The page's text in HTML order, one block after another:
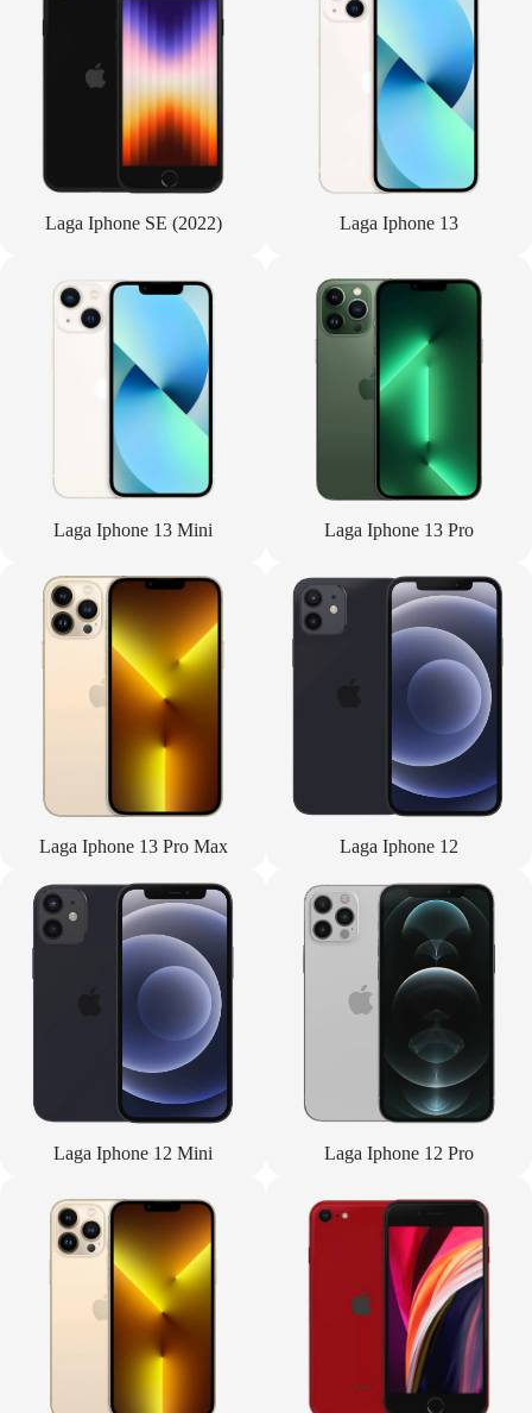
Laga Iphone SE (2022) Laga Iphone 13
Laga Iphone 13 Mini Laga Iphone 13 Pro
Laga Iphone 13 Pro Max Laga Iphone 12
Laga Iphone 12 Mini Laga Iphone 12 Pro